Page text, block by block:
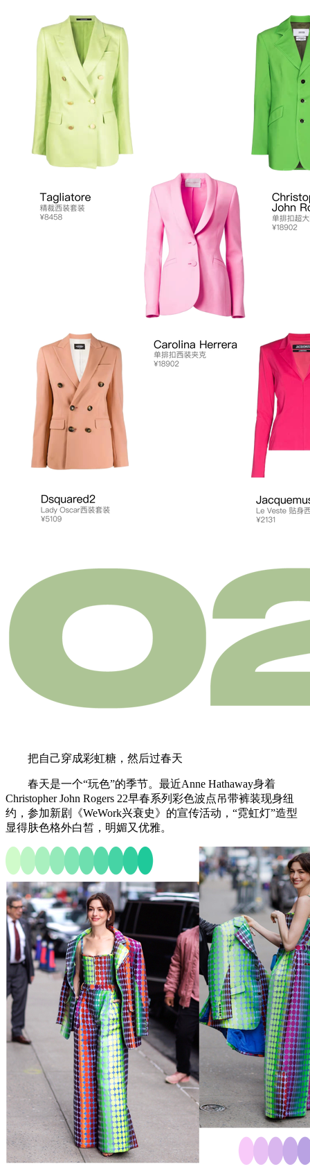
把自己穿成彩虹糖，然后过春天
春天是一个“玩色”的季节。最近Anne Hathaway身着
Christopher John Rogers 22早春系列彩色波点吊带裤装现身纽
约，参加新剧《WeWork兴衰史》的宣传活动，“霓虹灯”造型
显得肤色格外白皙，明媚又优雅。